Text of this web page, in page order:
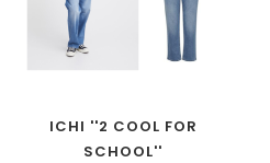
ICHI ''2 COOL FOR
SCHOOL''